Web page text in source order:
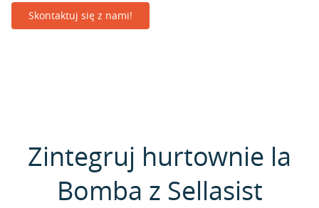
Skontaktuj się z nami!
Zintegruj hurtownie la
Bomba z Sellasist